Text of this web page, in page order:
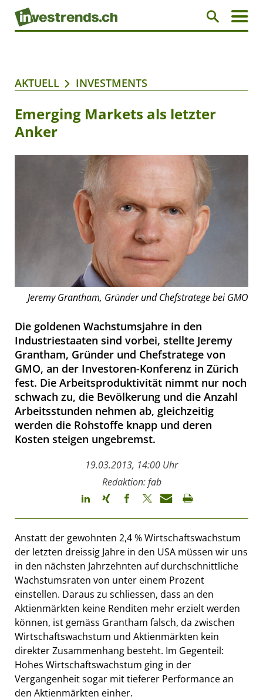
AKTUELL INVESTMENTS
Emerging Markets als letzter
Anker
Jeremy Grantham, Gründer und Chefstratege bei GMO
Die goldenen Wachstumsjahre in den
Industriestaaten sind vorbei, stellte Jeremy
Grantham, Gründer und Chefstratege von
GMO, an der Investoren-Konferenz in Zürich
fest. Die Arbeitsproduktivität nimmt nur noch
schwach zu, die Bevölkerung und die Anzahl
Arbeitsstunden nehmen ab, gleichzeitig
werden die Rohstoffe knapp und deren
Kosten steigen ungebremst.
19.03.2013, 14:00 Uhr
Redaktion: fab
Anstatt der gewohnten 2,4 % Wirtschaftswachstum
der letzten dreissig Jahre in den USA müssen wir uns
in den nächsten Jahrzehnten auf durchschnittliche
Wachstumsraten von unter einem Prozent
einstellen. Daraus zu schliessen, dass an den
Aktienmärkten keine Renditen mehr erzielt werden
können, ist gemäss Grantham falsch, da zwischen
Wirtschaftswachstum und Aktienmärkten kein
direkter Zusammenhang besteht. Im Gegenteil:
Hohes Wirtschaftswachstum ging in der
Vergangenheit sogar mit tieferer Performance an
den Aktienmärkten einher.